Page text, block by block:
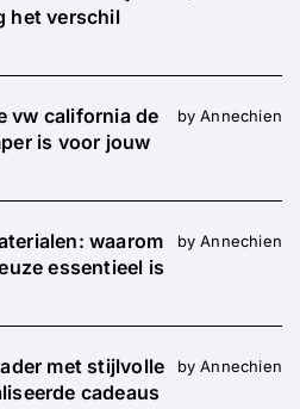
het verschil
vw california de
is voor jouw
by Annechien
waarom
essentieel is
by Annechien
met stijlvolle
cadeaus
by Annechien